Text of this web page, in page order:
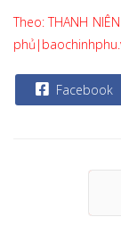
Theo: THANH
Facebook